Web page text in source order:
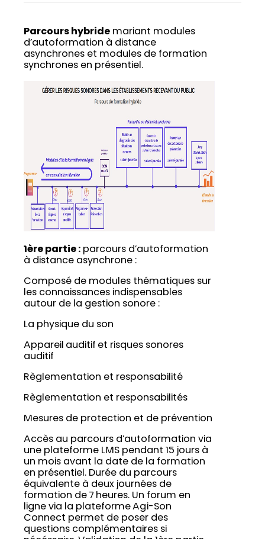
Parcours hybride mariant modules
d’autoformation à distance
asynchrones et modules de formation
synchrones en présentiel.
1ère partie : parcours d’autoformation
à distance asynchrone :
Composé de modules thématiques sur
les connaissances indispensables
autour de la gestion sonore :
La physique du son
Appareil auditif et risques sonores
auditif
Règlementation et responsabilité
Règlementation et responsabilités
Mesures de protection et de prévention
Accès au parcours d’autoformation via
une plateforme LMS pendant 15 jours à
un mois avant la date de la formation
en présentiel. Durée du parcours
équivalente à deux journées de
formation de 7 heures. Un forum en
ligne via la plateforme Agi-Son
Connect permet de poser des
questions complémentaires si